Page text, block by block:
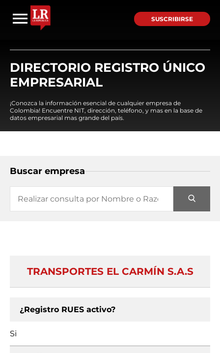
SUSCRIBIRSE
DIRECTORIO REGISTRO ÚNICO
EMPRESARIAL
¡Conozca la información esencial de cualquier empresa de
Colombia! Encuentre NIT, dirección, teléfono, y mas en la base de
datos empresarial mas grande del país.
Buscar empresa
TRANSPORTES EL CARMÍN S.A.S
¿Registro RUES activo?
Si